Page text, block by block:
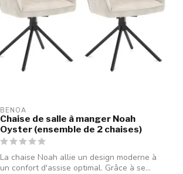
BENOA
Chaise de salle à manger Noah
Oyster (ensemble de 2 chaises)
La chaise Noah allie un design moderne à
un confort d'assise optimal. Grâce à se...